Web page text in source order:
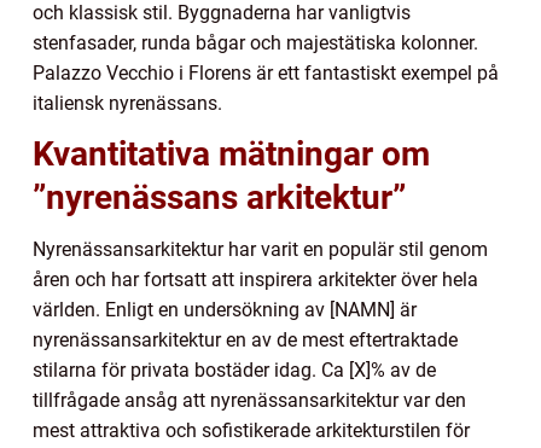
och klassisk stil. Byggnaderna har vanligtvis
stenfasader, runda bågar och majestätiska kolonner.
Palazzo Vecchio i Florens är ett fantastiskt exempel på
italiensk nyrenässans.
Kvantitativa mätningar om
”nyrenässans arkitektur”
Nyrenässansarkitektur har varit en populär stil genom
åren och har fortsatt att inspirera arkitekter över hela
världen. Enligt en undersökning av [NAMN] är
nyrenässansarkitektur en av de mest eftertraktade
stilarna för privata bostäder idag. Ca [X]% av de
tillfrågade ansåg att nyrenässansarkitektur var den
mest attraktiva och sofistikerade arkitekturstilen för